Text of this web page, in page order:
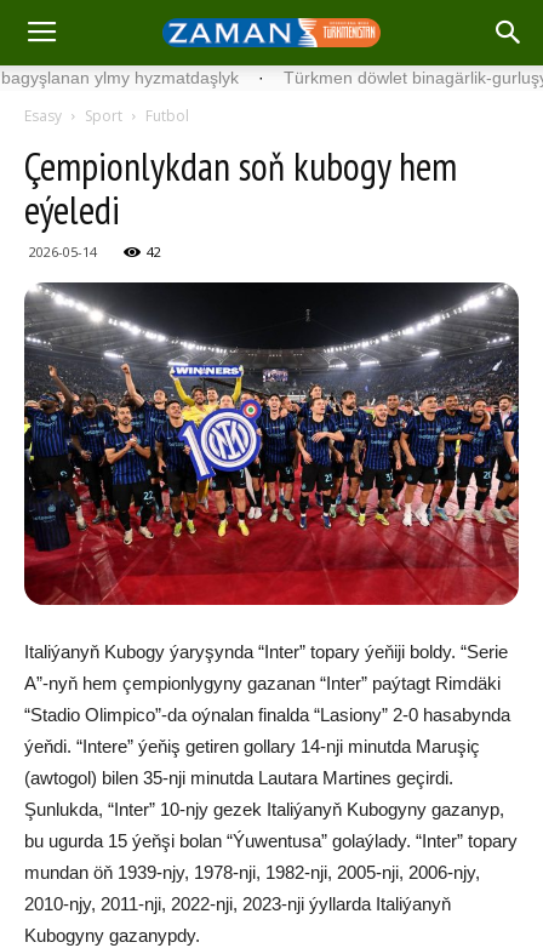
ylmy hyzmatdaşlyk · Türkmen döwlet binagärlik-gurluşyk
Esasy Sport Futbol
Çempionlykdan soň kubogy hem
eýeledi
2026-05-14 42
Italiýanyň Kubogy ýaryşynda “Inter” topary ýeňiji boldy. “Serie
A”-nyň hem çempionlygyny gazanan “Inter” paýtagt Rimdäki
“Stadio Olimpico”-da oýnalan finalda “Lasiony” 2-0 hasabynda
ýeňdi. “Intere” ýeňiş getiren gollary 14-nji minutda Maruşiç
(awtogol) bilen 35-nji minutda Lautara Martines geçirdi.
Şunlukda, “Inter” 10-njy gezek Italiýanyň Kubogyny gazanyp,
bu ugurda 15 ýeňşi bolan “Ýuwentusa” golaýlady. “Inter” topary
mundan öň 1939-njy, 1978-nji, 1982-nji, 2005-nji, 2006-njy,
2010-njy, 2011-nji, 2022-nji, 2023-nji ýyllarda Italiýanyň
Kubogyny gazanypdy.